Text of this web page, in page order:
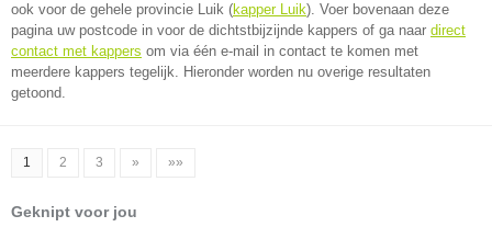
ook voor de gehele provincie Luik (kapper Luik). Voer bovenaan deze
pagina uw postcode in voor de dichtstbijzijnde kappers of ga naar direct
contact met kappers om via één e-mail in contact te komen met
meerdere kappers tegelijk. Hieronder worden nu overige resultaten
getoond.
1 2 3 » »»
Geknipt voor jou